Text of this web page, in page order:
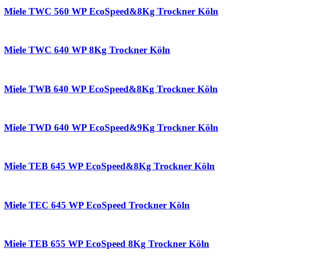
Miele TWC 560 WP EcoSpeed&8Kg Trockner Köln
Miele TWC 640 WP 8Kg Trockner Köln
Miele TWB 640 WP EcoSpeed&8Kg Trockner Köln
Miele TWD 640 WP EcoSpeed&9Kg Trockner Köln
Miele TEB 645 WP EcoSpeed&8Kg Trockner Köln
Miele TEC 645 WP EcoSpeed Trockner Köln
Miele TEB 655 WP EcoSpeed 8Kg Trockner Köln